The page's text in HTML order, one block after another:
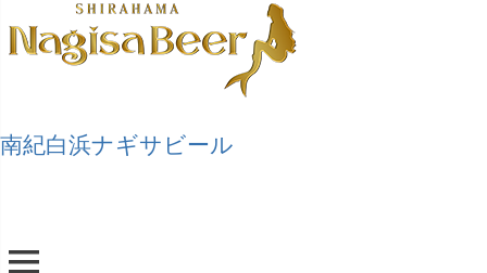
南紀白浜ナギサビール